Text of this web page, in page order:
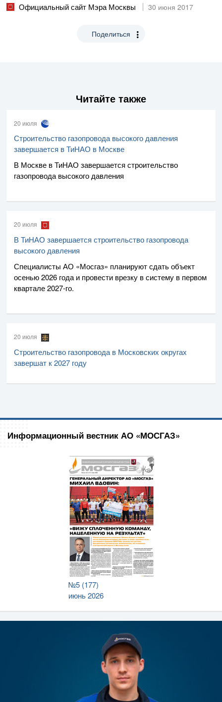
Официальный сайт Мэра Москвы 30 июня 2017
Поделиться
Читайте также
20 июля
Строительство газопровода высокого давления
завершается в ТиНАО в Москве
В Москве в ТиНАО завершается строительство
газопровода высокого давления
20 июля
В ТиНАО завершается строительство газопровода
высокого давления
Специалисты АО «Мосгаз» планируют сдать объект
осенью 2026 года и провести врезку в систему в первом
квартале2027-го.
20 июля
Строительство газопровода в Московских округах
завершат к 2027 году
Информационный вестник АО «МОСГАЗ»
№5 (177)
июнь 2026